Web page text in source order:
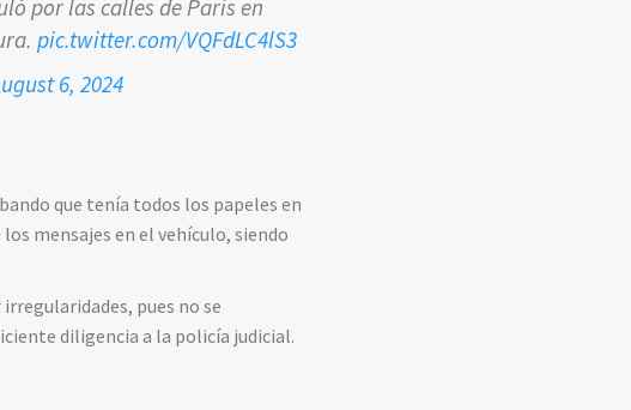
por las calles de París en
pic.twitter.com/VQFdLC4lS3
6, 2024
que tenía todos los papeles en
mensajes en el vehículo, siendo
pues no se
diligencia a la policía judicial.